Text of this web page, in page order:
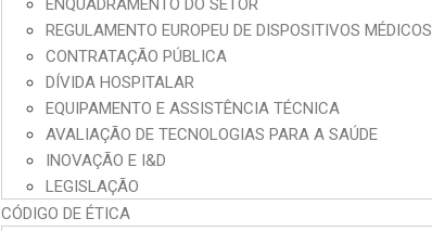
ENQUADRAMENTO DO SETOR
REGULAMENTO EUROPEU DE DISPOSITIVOS MÉDICOS
CONTRATAÇÃO PÚBLICA
DÍVIDA HOSPITALAR
EQUIPAMENTO E ASSISTÊNCIA TÉCNICA
AVALIAÇÃO DE TECNOLOGIAS PARA A SAÚDE
INOVAÇÃO E I&D
LEGISLAÇÃO
CÓDIGO DE ÉTICA